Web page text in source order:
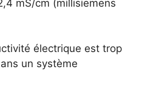
mS/cm (millisiemens
électrique est trop
un système